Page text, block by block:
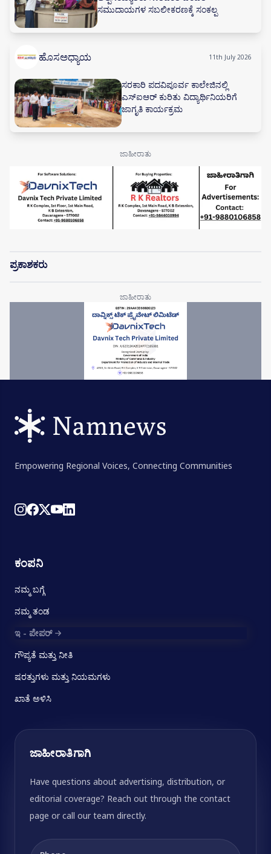
ಸಮುದಾಯಗಳ ಸಬಲೀಕರಣಕ್ಕೆ ಸಂಕಲ್ಪ
ಹೊಸಅಧ್ಯಾಯ 11th July 2026
ಸರಕಾರಿ ಪದವಿಪೂರ್ವ ಕಾಲೇಜಿನಲ್ಲಿ
ಎಸ್‌ಐಆರ್ ಕುರಿತು ವಿದ್ಯಾರ್ಥಿನಿಯರಿಗೆ
ಜಾಗೃತಿ ಕಾರ್ಯಕ್ರಮ
ಪ್ರಕಾಶಕರು
Empowering Regional Voices, Connecting Communities
ಕಂಪನಿ
ನಮ್ಮ ಬಗ್ಗೆ
ನಮ್ಮ ತಂಡ
ಇ - ಪೇಪರ್
ಗೌಪ್ಯತೆ ಮತ್ತು ನೀತಿ
ಷರತ್ತುಗಳು ಮತ್ತು ನಿಯಮಗಳು
ಖಾತೆ ಅಳಿಸಿ
ಜಾಹೀರಾತಿಗಾಗಿ
Have questions about advertising, distribution, or
editorial coverage? Reach out through the contact
page or call our team directly.